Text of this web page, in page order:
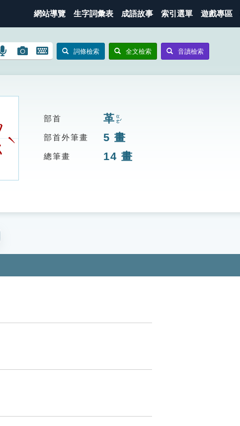
網站導覽 生字詞彙表 成語故事 索引選單 遊戲專區
語
搜
圖
圖
搜
開
鍵
詞條檢索 全文檢索 音讀檢索
ˋ
部首 革ㄍㄜˊ
部首外筆畫 5 畫
總筆畫 14 畫